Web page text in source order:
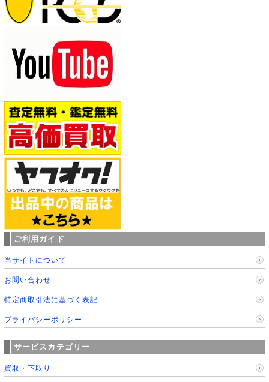
ご利用ガイド
当サイトについて
お問い合わせ
特定商取引法に基づく表記
プライバシーポリシー
サービスカテゴリー
買取・下取り